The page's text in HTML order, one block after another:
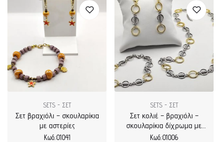
SETS - ΣΕΤ
Σετ βραχιόλι – σκουλαρίκια
με αστερίες
Κωδ.:01041
SETS - ΣΕΤ
Σετ κολιέ – βραχιόλι –
σκουλαρίκια δίχρωμα με
επιχρυσωμένα και
Κωδ.:01006